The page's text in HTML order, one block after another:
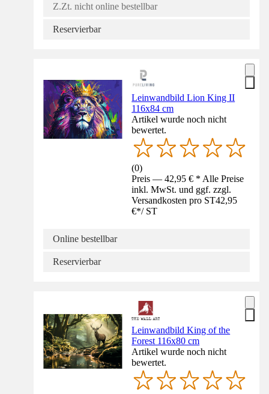
Z.Zt. nicht online bestellbar
Reservierbar
Leinwandbild Lion King II
116x84 cm
Artikel wurde noch nicht
bewertet.
(0)
Preis — 42,95 € * Alle Preise
inkl. MwSt. und ggf. zzgl.
Versandkosten pro ST42,95
€*/ ST
Online bestellbar
Reservierbar
Leinwandbild King of the
Forest 116x80 cm
Artikel wurde noch nicht
bewertet.